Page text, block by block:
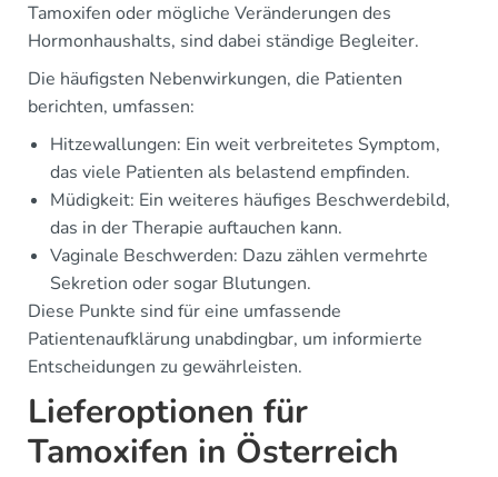
Tamoxifen oder mögliche Veränderungen des
Hormonhaushalts, sind dabei ständige Begleiter.
Die häufigsten Nebenwirkungen, die Patienten
berichten, umfassen:
Hitzewallungen: Ein weit verbreitetes Symptom,
das viele Patienten als belastend empfinden.
Müdigkeit: Ein weiteres häufiges Beschwerdebild,
das in der Therapie auftauchen kann.
Vaginale Beschwerden: Dazu zählen vermehrte
Sekretion oder sogar Blutungen.
Diese Punkte sind für eine umfassende
Patientenaufklärung unabdingbar, um informierte
Entscheidungen zu gewährleisten.
Lieferoptionen für
Tamoxifen in Österreich